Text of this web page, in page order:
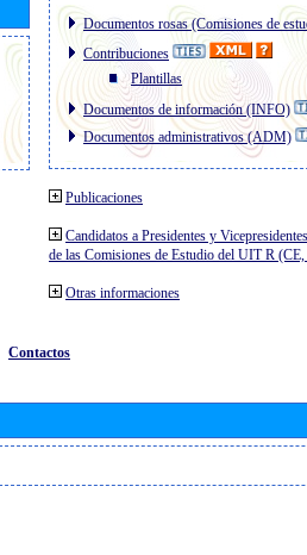
Documentos rosas (Comisiones de
Contribuciones
Plantillas
Documentos de información (INFO)
Documentos administrativos (ADM)
Publicaciones
Candidatos a Presidentes y Vicepresidentes
de las Comisiones de Estudio del UIT R
Otras informaciones
Contactos